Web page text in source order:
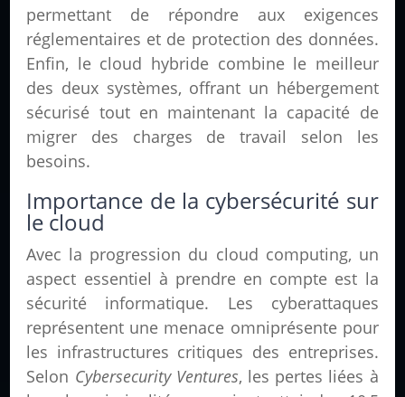
permettant de répondre aux exigences
réglementaires et de protection des données.
Enfin, le cloud hybride combine le meilleur
des deux systèmes, offrant un hébergement
sécurisé tout en maintenant la capacité de
migrer des charges de travail selon les
besoins.
Importance de la cybersécurité sur
le cloud
Avec la progression du cloud computing, un
aspect essentiel à prendre en compte est la
sécurité informatique. Les cyberattaques
représentent une menace omniprésente pour
les infrastructures critiques des entreprises.
Selon Cybersecurity Ventures, les pertes liées à